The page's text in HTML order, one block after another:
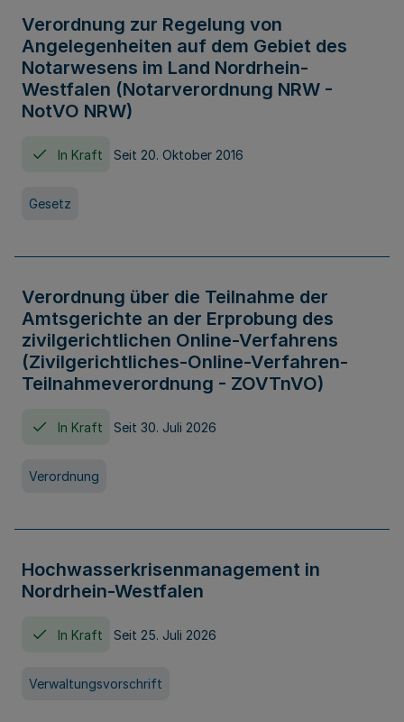
Verordnung zur Regelung von
Angelegenheiten auf dem Gebiet des
Notarwesens im Land Nordrhein-
Westfalen (Notarverordnung NRW -
NotVO NRW)
In Kraft Seit 20. Oktober 2016
Gesetz
Verordnung über die Teilnahme der
Amtsgerichte an der Erprobung des
zivilgerichtlichen Online-Verfahrens
(Zivilgerichtliches-Online-Verfahren-
Teilnahmeverordnung - ZOVTnVO)
In Kraft Seit 30. Juli 2026
Verordnung
Hochwasserkrisenmanagement in
Nordrhein-Westfalen
In Kraft Seit 25. Juli 2026
Verwaltungsvorschrift